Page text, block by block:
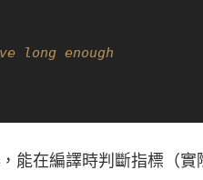
long enough
，能在編譯時判斷指標（實